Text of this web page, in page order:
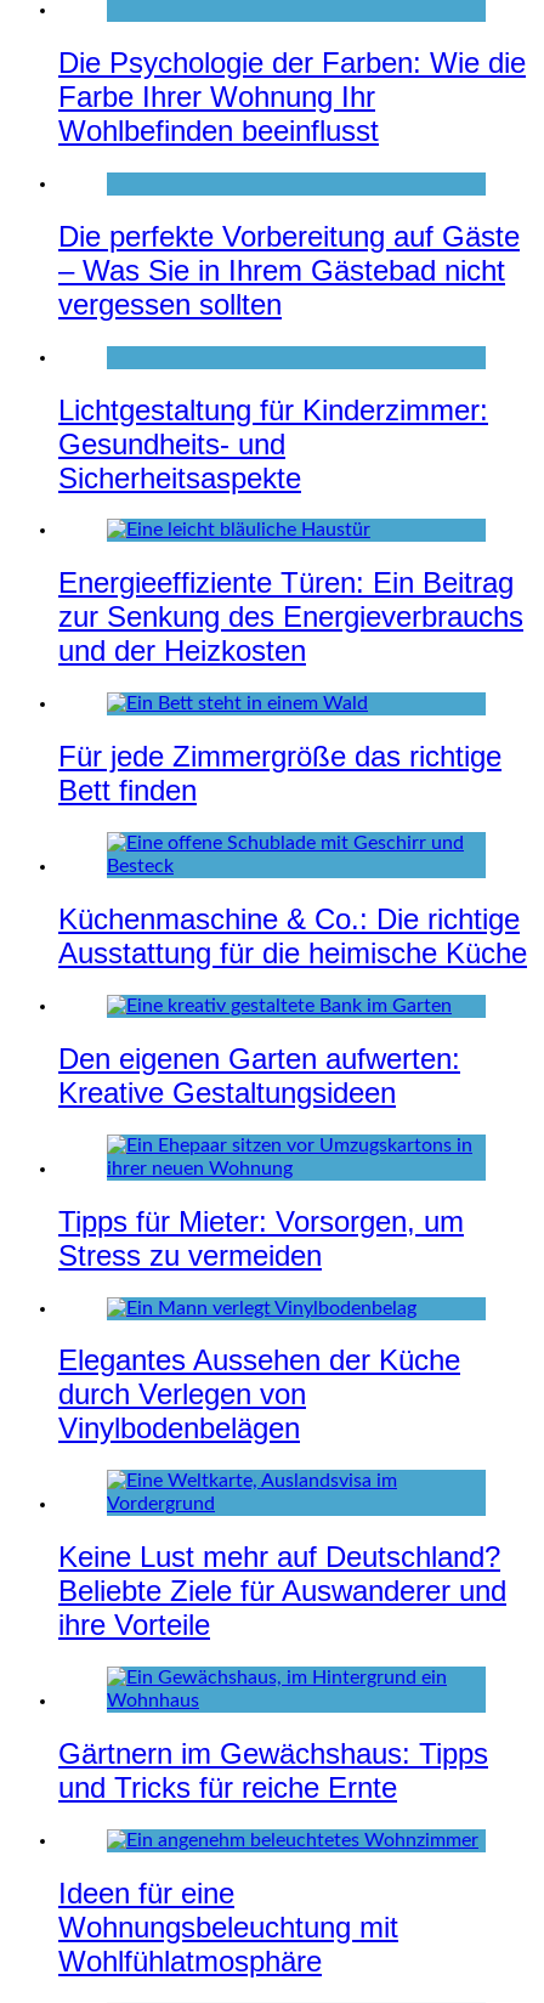
Die Psychologie der Farben: Wie die
Farbe Ihrer Wohnung Ihr
Wohlbefinden beeinflusst
Die perfekte Vorbereitung auf Gäste
– Was Sie in Ihrem Gästebad nicht
vergessen sollten
Lichtgestaltung für Kinderzimmer:
Gesundheits- und
Sicherheitsaspekte
Energieeffiziente Türen: Ein Beitrag
zur Senkung des Energieverbrauchs
und der Heizkosten
Für jede Zimmergröße das richtige
Bett finden
Küchenmaschine & Co.: Die richtige
Ausstattung für die heimische Küche
Den eigenen Garten aufwerten:
Kreative Gestaltungsideen
Tipps für Mieter: Vorsorgen, um
Stress zu vermeiden
Elegantes Aussehen der Küche
durch Verlegen von
Vinylbodenbelägen
Keine Lust mehr auf Deutschland?
Beliebte Ziele für Auswanderer und
ihre Vorteile
Gärtnern im Gewächshaus: Tipps
und Tricks für reiche Ernte
Ideen für eine
Wohnungsbeleuchtung mit
Wohlfühlatmosphäre